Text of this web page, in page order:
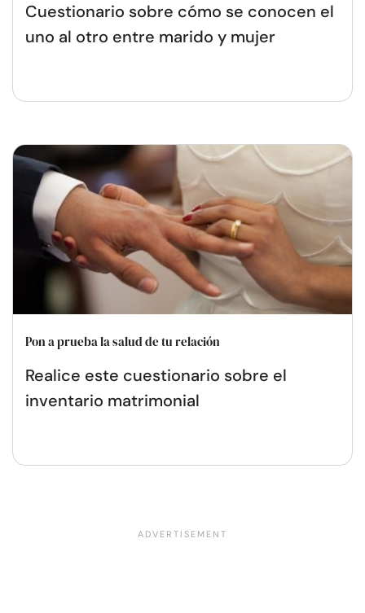
Cuestionario sobre cómo se conocen el
uno al otro entre marido y mujer
Pon a prueba la salud de tu relación
Realice este cuestionario sobre el
inventario matrimonial